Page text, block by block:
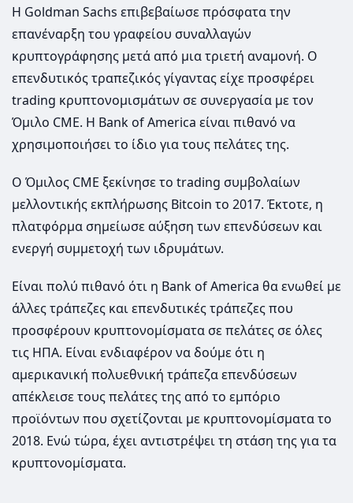
Η Goldman Sachs επιβεβαίωσε πρόσφατα την
επανέναρξη του γραφείου συναλλαγών
κρυπτογράφησης μετά από μια τριετή αναμονή. Ο
επενδυτικός τραπεζικός γίγαντας είχε προσφέρει
trading κρυπτονομισμάτων σε συνεργασία με τον
Όμιλο CME. Η Bank of America είναι πιθανό να
χρησιμοποιήσει το ίδιο για τους πελάτες της.
Ο Όμιλος CME ξεκίνησε το trading συμβολαίων
μελλοντικής εκπλήρωσης Bitcoin το 2017. Έκτοτε, η
πλατφόρμα σημείωσε αύξηση των επενδύσεων και
ενεργή συμμετοχή των ιδρυμάτων.
Είναι πολύ πιθανό ότι η Bank of America θα ενωθεί με
άλλες τράπεζες και επενδυτικές τράπεζες που
προσφέρουν κρυπτονομίσματα σε πελάτες σε όλες
τις ΗΠΑ. Είναι ενδιαφέρον να δούμε ότι η
αμερικανική πολυεθνική τράπεζα επενδύσεων
απέκλεισε τους πελάτες της από το εμπόριο
προϊόντων που σχετίζονται με κρυπτονομίσματα το
2018. Ενώ τώρα, έχει αντιστρέψει τη στάση της για τα
κρυπτονομίσματα.